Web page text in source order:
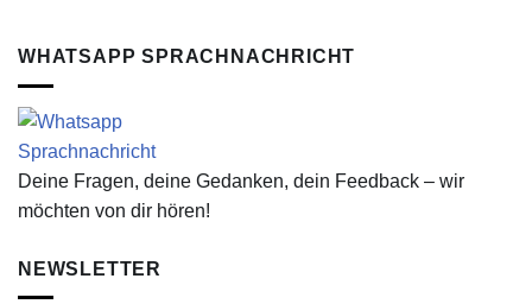
WHATSAPP SPRACHNACHRICHT
Deine Fragen, deine Gedanken, dein Feedback – wir
möchten von dir hören!
NEWSLETTER